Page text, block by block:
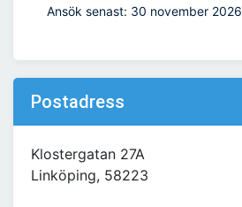
Ansök senast: 30 november 2026
Postadress
Klostergatan 27A
Linköping, 58223